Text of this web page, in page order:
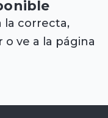
la correcta,
ve a la página